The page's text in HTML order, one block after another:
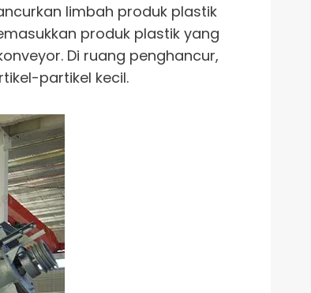
limbah produk plastik
produk plastik yang
Di ruang penghancur,
partikel kecil.